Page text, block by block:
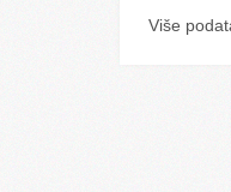
Više